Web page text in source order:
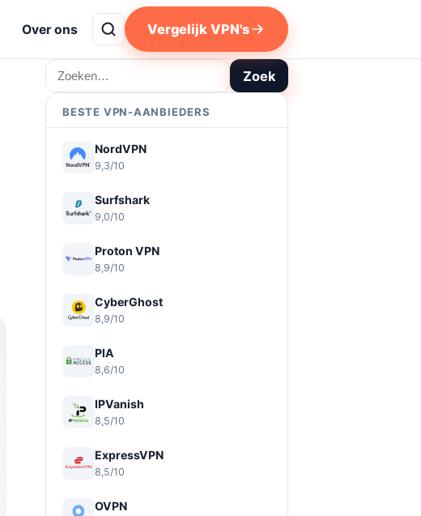
Over ons Vergelijk VPN's
Zoeken Zoek
BESTE VPN-AANBIEDERS
NordVPN
9,3/10
Surfshark
9,0/10
Proton VPN
8,9/10
CyberGhost
8,9/10
PIA
8,6/10
IPVanish
8,5/10
ExpressVPN
8,5/10
OVPN